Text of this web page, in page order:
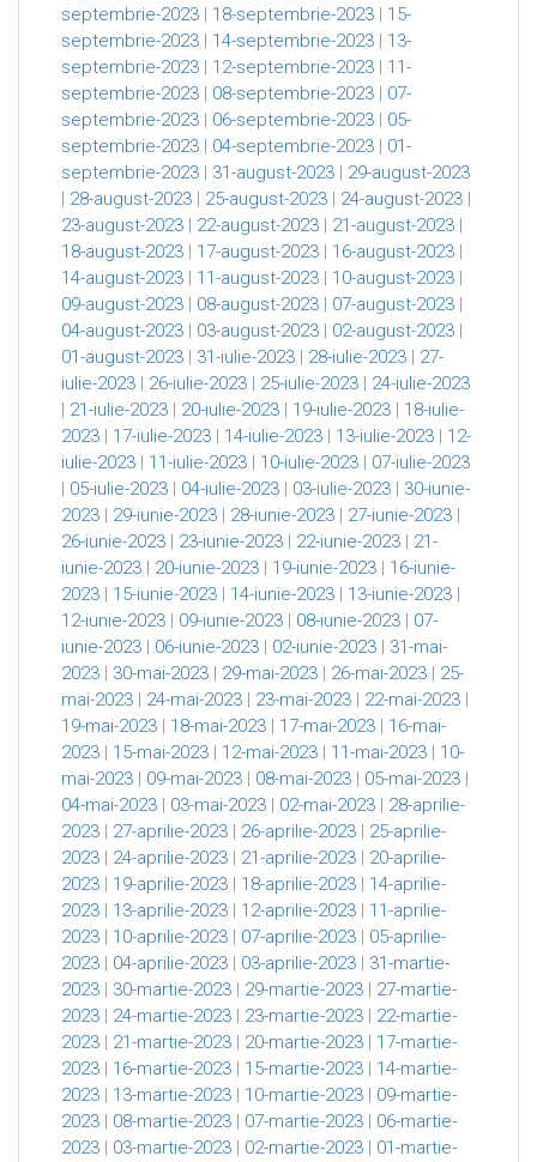
septembrie-2023 | 18-septembrie-2023 | 15-
septembrie-2023 | 14-septembrie-2023 | 13-
septembrie-2023 | 12-septembrie-2023 | 11-
septembrie-2023 | 08-septembrie-2023 | 07-
septembrie-2023 | 06-septembrie-2023 | 05-
septembrie-2023 | 04-septembrie-2023 | 01-
septembrie-2023 | 31-august-2023 | 29-august-2023
| 28-august-2023 | 25-august-2023 | 24-august-2023 |
23-august-2023 | 22-august-2023 | 21-august-2023 |
18-august-2023 | 17-august-2023 | 16-august-2023 |
14-august-2023 | 11-august-2023 | 10-august-2023 |
09-august-2023 | 08-august-2023 | 07-august-2023 |
04-august-2023 | 03-august-2023 | 02-august-2023 |
01-august-2023 | 31-iulie-2023 | 28-iulie-2023 | 27-
iulie-2023 | 26-iulie-2023 | 25-iulie-2023 | 24-iulie-2023
| 21-iulie-2023 | 20-iulie-2023 | 19-iulie-2023 | 18-iulie-
2023 | 17-iulie-2023 | 14-iulie-2023 | 13-iulie-2023 | 12-
iulie-2023 | 11-iulie-2023 | 10-iulie-2023 | 07-iulie-2023
| 05-iulie-2023 | 04-iulie-2023 | 03-iulie-2023 | 30-iunie-
2023 | 29-iunie-2023 | 28-iunie-2023 | 27-iunie-2023 |
26-iunie-2023 | 23-iunie-2023 | 22-iunie-2023 | 21-
iunie-2023 | 20-iunie-2023 | 19-iunie-2023 | 16-iunie-
2023 | 15-iunie-2023 | 14-iunie-2023 | 13-iunie-2023 |
12-iunie-2023 | 09-iunie-2023 | 08-iunie-2023 | 07-
iunie-2023 | 06-iunie-2023 | 02-iunie-2023 | 31-mai-
2023 | 30-mai-2023 | 29-mai-2023 | 26-mai-2023 | 25-
mai-2023 | 24-mai-2023 | 23-mai-2023 | 22-mai-2023 |
19-mai-2023 | 18-mai-2023 | 17-mai-2023 | 16-mai-
2023 | 15-mai-2023 | 12-mai-2023 | 11-mai-2023 | 10-
mai-2023 | 09-mai-2023 | 08-mai-2023 | 05-mai-2023 |
04-mai-2023 | 03-mai-2023 | 02-mai-2023 | 28-aprilie-
2023 | 27-aprilie-2023 | 26-aprilie-2023 | 25-aprilie-
2023 | 24-aprilie-2023 | 21-aprilie-2023 | 20-aprilie-
2023 | 19-aprilie-2023 | 18-aprilie-2023 | 14-aprilie-
2023 | 13-aprilie-2023 | 12-aprilie-2023 | 11-aprilie-
2023 | 10-aprilie-2023 | 07-aprilie-2023 | 05-aprilie-
2023 | 04-aprilie-2023 | 03-aprilie-2023 | 31-martie-
2023 | 30-martie-2023 | 29-martie-2023 | 27-martie-
2023 | 24-martie-2023 | 23-martie-2023 | 22-martie-
2023 | 21-martie-2023 | 20-martie-2023 | 17-martie-
2023 | 16-martie-2023 | 15-martie-2023 | 14-martie-
2023 | 13-martie-2023 | 10-martie-2023 | 09-martie-
2023 | 08-martie-2023 | 07-martie-2023 | 06-martie-
2023 | 03-martie-2023 | 02-martie-2023 | 01-martie-